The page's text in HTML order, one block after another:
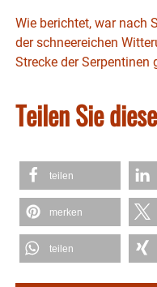
Wie berichtet, war nach
der schneereichen
Strecke der Serpentinen
Teilen Sie
teilen
merken
teilen